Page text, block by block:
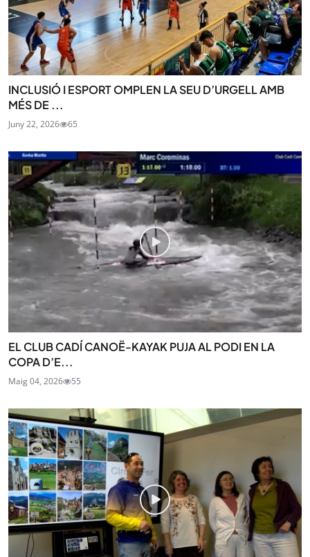
INCLUSIÓ I ESPORT OMPLEN LA SEU D’URGELL AMB
MÉS DE ...
Juny 22, 2026 65
EL CLUB CADÍ CANOË-KAYAK PUJA AL PODI EN LA
COPA D’E...
Maig 04, 2026 55